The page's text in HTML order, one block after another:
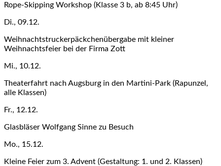
Rope-Skipping Workshop (Klasse 3 b, ab 8:45 Uhr)
Di., 09.12.
Weihnachtstruckerpäckchenübergabe mit kleiner
Weihnachtsfeier bei der Firma Zott
Mi., 10.12.
Theaterfahrt nach Augsburg in den Martini-Park (Rapunzel,
alle Klassen)
Fr., 12.12.
Glasbläser Wolfgang Sinne zu Besuch
Mo., 15.12.
Kleine Feier zum 3. Advent (Gestaltung: 1. und 2. Klassen)